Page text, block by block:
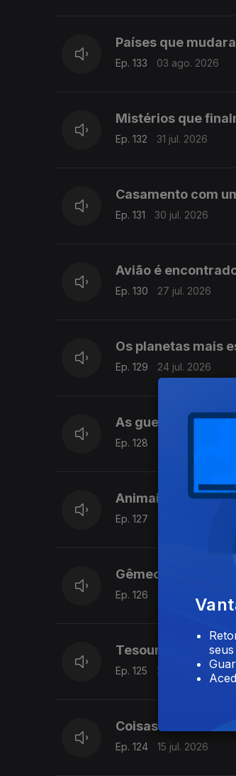
Países que
Ep. 133 03 ago. 2026
Mistérios que
Ep. 132 31 jul. 2026
Casamento com
Ep. 131 30 jul. 2026
Avião é
Ep. 130 27 jul. 2026
Os planetas mais
Ep. 129 24 jul. 2026
As guerras mais
Ep. 128
Animais e as suas
Ep. 127
Gêmeos, são
Ep. 126
Tesouros
Ep. 125 20 jul. 2026
Coisas muitooooo
Ep. 124 15 jul. 2026